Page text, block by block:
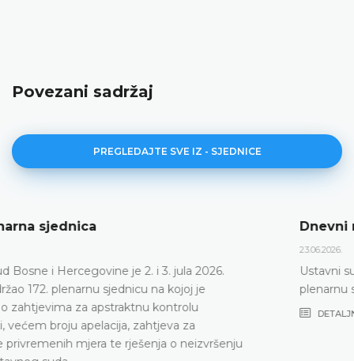
Povezani sadržaj
PREGLEDAJTE SVE IZ - SJEDNICE
Dnevni red 172. plenarne sjednice
Ustavni sud Bosne i Hercegovine održat će 172.
plenarnu sjednicu 2. i 3. jula 2026. godine
DETALJNIJE